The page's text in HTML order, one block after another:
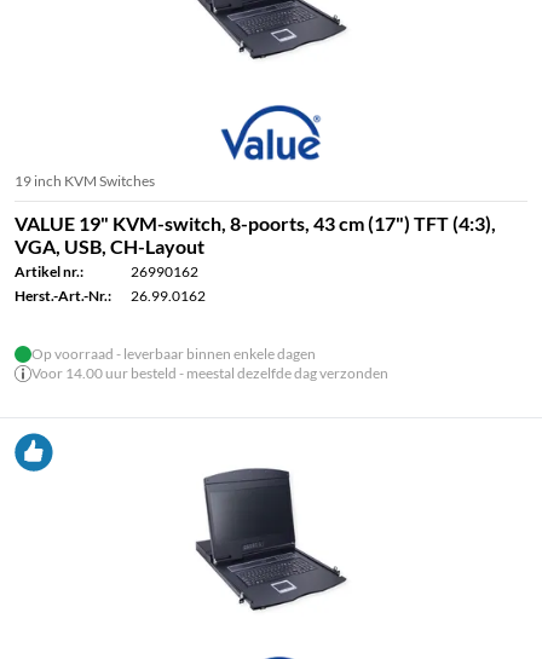
19 inch KVM Switches
VALUE 19" KVM-switch, 8-poorts, 43 cm (17") TFT (4:3),
VGA, USB, CH-Layout
Artikel nr.:
26990162
Herst.-Art.-Nr.:
26.99.0162
Op voorraad - leverbaar binnen enkele dagen
Voor 14.00 uur besteld - meestal dezelfde dag verzonden